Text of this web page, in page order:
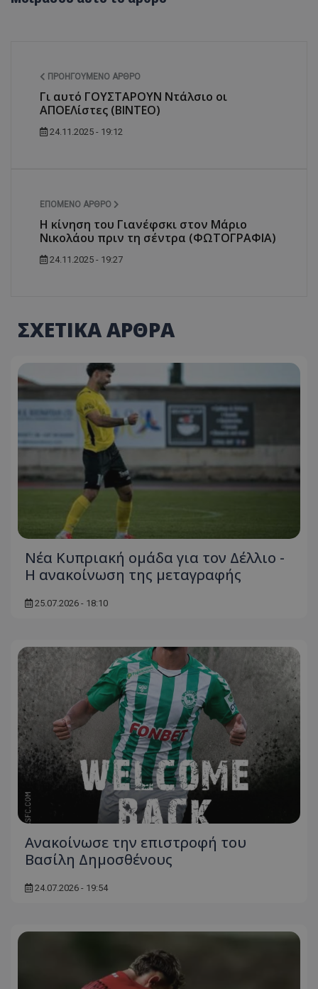
ΠΡΟΗΓΟΎΜΕΝΟ ΆΡΘΡΟ
Γι αυτό ΓΟΥΣΤΑΡΟΥΝ Ντάλσιο οι
ΑΠΟΕΛίστες (ΒΙΝΤΕΟ)
24.11.2025 - 19:12
ΕΠΌΜΕΝΟ ΆΡΘΡΟ
Η κίνηση του Γιανέφσκι στον Μάριο
Νικολάου πριν τη σέντρα (ΦΩΤΟΓΡΑΦΙΑ)
24.11.2025 - 19:27
ΣΧΕΤΙΚΑ ΑΡΘΡΑ
Νέα Κυπριακή ομάδα για τον Δέλλιο -
Η ανακοίνωση της μεταγραφής
25.07.2026 - 18:10
Ανακοίνωσε την επιστροφή του
Βασίλη Δημοσθένους
24.07.2026 - 19:54